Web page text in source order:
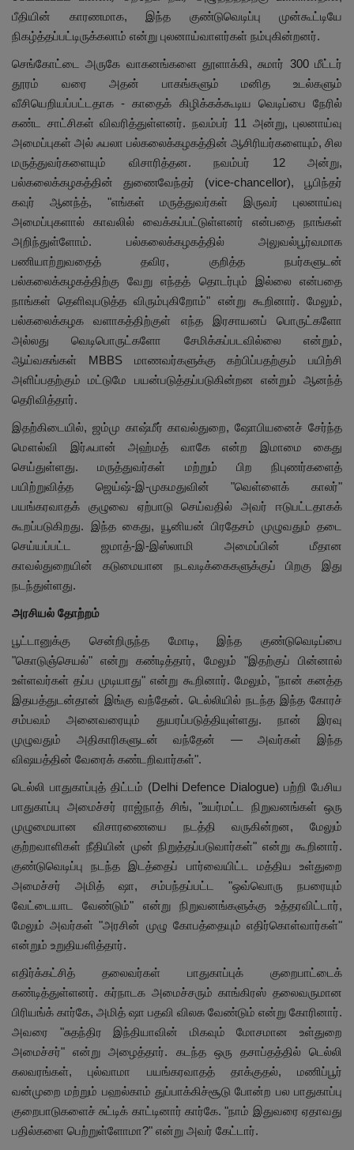
பீதியின் காரணமாக, இந்த குண்டுவெடிப்பு முன்கூட்டியே
நிகழ்த்தப்பட்டிருக்கலாம் என்று புலனாய்வாளர்கள் நம்புகின்றனர்.
செங்கோட்டை அருகே வாகனங்களை தூளாக்கி, சுமார் 300 மீட்டர்
தூரம் வரை அதன் பாகங்களும் மனித உடல்களும்
வீசியெறியப்பட்டதாக - காதைக் கிழிக்கக்கூடிய வெடிப்பை நேரில்
கண்ட சாட்சிகள் விவரித்துள்ளனர். நவம்பர் 11 அன்று, புலனாய்வு
அமைப்புகள் அல் ஃபலா பல்கலைக்கழகத்தின் ஆசிரியர்களையும், சில
மருத்துவர்களையும் விசாரித்தன. நவம்பர் 12 அன்று,
பல்கலைக்கழகத்தின் துணைவேந்தர் (vice-chancellor), பூபிந்தர்
கவுர் ஆனந்த், "எங்கள் மருத்துவர்கள் இருவர் புலனாய்வு
அமைப்புகளால் காவலில் வைக்கப்பட்டுள்ளனர் என்பதை நாங்கள்
அறிந்துள்ளோம். பல்கலைக்கழகத்தில் அலுவல்பூர்வமாக
பணியாற்றுவதைத் தவிர, குறித்த நபர்களுடன்
பல்கலைக்கழகத்திற்கு வேறு எந்தத் தொடர்பும் இல்லை என்பதை
நாங்கள் தெளிவுபடுத்த விரும்புகிறோம்" என்று கூறினார். மேலும்,
பல்கலைக்கழக வளாகத்திற்குள் எந்த இரசாயனப் பொருட்களோ
அல்லது வெடிபொருட்களோ சேமிக்கப்படவில்லை என்றும்,
ஆய்வகங்கள் MBBS மாணவர்களுக்கு கற்பிப்பதற்கும் பயிற்சி
அளிப்பதற்கும் மட்டுமே பயன்படுத்தப்படுகின்றன என்றும் ஆனந்த்
தெரிவித்தார்.
இதற்கிடையில், ஜம்மு காஷ்மீர் காவல்துறை, ஷோபியனைச் சேர்ந்த
மௌல்வி இர்ஃபான் அஹ்மத் வாகே என்ற இமாமை கைது
செய்துள்ளது. மருத்துவர்கள் மற்றும் பிற நிபுணர்களைத்
பயிற்றுவித்த ஜெய்ஷ்-இ-முகமதுவின் "வெள்ளைக் காலர்"
பயங்கரவாதக் குழுவை ஏற்பாடு செய்வதில் அவர் ஈடுபட்டதாகக்
கூறப்படுகிறது. இந்த கைது, யூனியன் பிரதேசம் முழுவதும் தடை
செய்யப்பட்ட ஜமாத்-இ-இஸ்லாமி அமைப்பின் மீதான
காவல்துறையின் கடுமையான நடவடிக்கைகளுக்குப் பிறகு இது
நடந்துள்ளது.
அரசியல் தோற்றம்
பூட்டானுக்கு சென்றிருந்த மோடி, இந்த குண்டுவெடிப்பை
"கொடுஞ்செயல்" என்று கண்டித்தார், மேலும் "இதற்குப் பின்னால்
உள்ளவர்கள் தப்ப முடியாது" என்று கூறினார். மேலும், "நான் கனத்த
இதயத்துடன்தான் இங்கு வந்தேன். டெல்லியில் நடந்த இந்த கோரச்
சம்பவம் அனைவரையும் துயரப்படுத்தியுள்ளது. நான் இரவு
முழுவதும் அதிகாரிகளுடன் வந்தேன் — அவர்கள் இந்த
விஷயத்தின் வேரைக் கண்டறிவார்கள்".
டெல்லி பாதுகாப்புத் திட்டம் (Delhi Defence Dialogue) பற்றி பேசிய
பாதுகாப்பு அமைச்சர் ராஜ்நாத் சிங், "உயர்மட்ட நிறுவனங்கள் ஒரு
முழுமையான விசாரணையை நடத்தி வருகின்றன, மேலும்
குற்றவாளிகள் நீதியின் முன் நிறுத்தப்படுவார்கள்" என்று கூறினார்.
குண்டுவெடிப்பு நடந்த இடத்தைப் பார்வையிட்ட மத்திய உள்துறை
அமைச்சர் அமித் ஷா, சம்பந்தப்பட்ட "ஒவ்வொரு நபரையும்
வேட்டையாட வேண்டும்" என்று நிறுவனங்களுக்கு உத்தரவிட்டார்,
மேலும் அவர்கள் "அரசின் முழு கோபத்தையும் எதிர்கொள்வார்கள்"
என்றும் உறுதியளித்தார்.
எதிர்க்கட்சித் தலைவர்கள் பாதுகாப்புக் குறைபாட்டைக்
கண்டித்துள்ளனர். கர்நாடக அமைச்சரும் காங்கிரஸ் தலைவருமான
பிரியங்க் கார்கே, அமித் ஷா பதவி விலக வேண்டும் என்று கோரினார்.
அவரை "சுதந்திர இந்தியாவின் மிகவும் மோசமான உள்துறை
அமைச்சர்" என்று அழைத்தார். கடந்த ஒரு தசாப்தத்தில் டெல்லி
கலவரங்கள், புல்வாமா பயங்கரவாதத் தாக்குதல், மணிப்பூர்
வன்முறை மற்றும் பஹல்காம் துப்பாக்கிச்சூடு போன்ற பல பாதுகாப்பு
குறைபாடுகளைச் சுட்டிக் காட்டினார் கார்கே. "நாம் இதுவரை ஏதாவது
பதில்களை பெற்றுள்ளோமா?" என்று அவர் கேட்டார்.